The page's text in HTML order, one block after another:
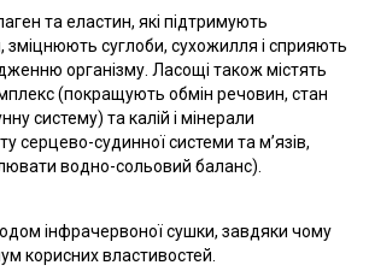
та еластин, які підтримують
зміцнюють суглоби, сухожилля і сприяють
організму. Ласощі також містять
(покращують обмін речовин, стан
систему) та калій і мінерали
серцево-судинної системи та м’язів,
водно-сольовий баланс).
інфрачервоної сушки, завдяки чому
корисних властивостей.